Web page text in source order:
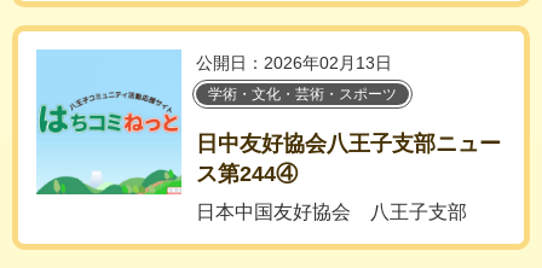
公開日：2026年02月13日
学術・文化・芸術・スポーツ
日中友好協会八王子支部ニュー
ス第244④
日本中国友好協会 八王子支部